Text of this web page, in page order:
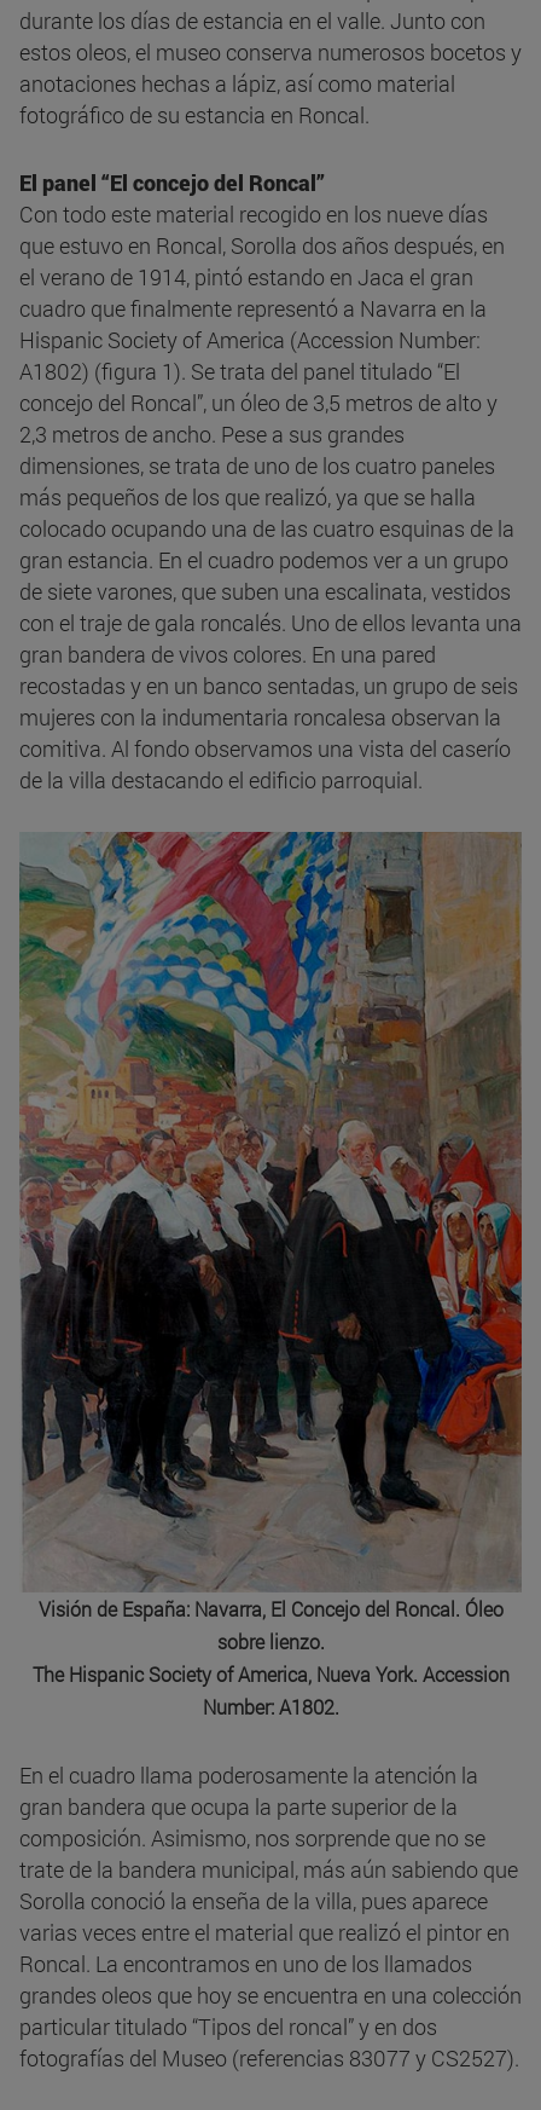
durante los días de estancia en el valle. Junto con
estos oleos, el museo conserva numerosos bocetos y
anotaciones hechas a lápiz, así como material
fotográfico de su estancia en Roncal.
El panel “El concejo del Roncal”
Con todo este material recogido en los nueve días
que estuvo en Roncal, Sorolla dos años después, en
el verano de 1914, pintó estando en Jaca el gran
cuadro que finalmente representó a Navarra en la
Hispanic Society of America (Accession Number:
A1802) (figura 1). Se trata del panel titulado “El
concejo del Roncal”, un óleo de 3,5 metros de alto y
2,3 metros de ancho. Pese a sus grandes
dimensiones, se trata de uno de los cuatro paneles
más pequeños de los que realizó, ya que se halla
colocado ocupando una de las cuatro esquinas de la
gran estancia. En el cuadro podemos ver a un grupo
de siete varones, que suben una escalinata, vestidos
con el traje de gala roncalés. Uno de ellos levanta una
gran bandera de vivos colores. En una pared
recostadas y en un banco sentadas, un grupo de seis
mujeres con la indumentaria roncalesa observan la
comitiva. Al fondo observamos una vista del caserío
de la villa destacando el edificio parroquial.
Visión de España: Navarra, El Concejo del Roncal. Óleo
sobre lienzo.
The Hispanic Society of America, Nueva York. Accession
Number: A1802.
En el cuadro llama poderosamente la atención la
gran bandera que ocupa la parte superior de la
composición. Asimismo, nos sorprende que no se
trate de la bandera municipal, más aún sabiendo que
Sorolla conoció la enseña de la villa, pues aparece
varias veces entre el material que realizó el pintor en
Roncal. La encontramos en uno de los llamados
grandes oleos que hoy se encuentra en una colección
particular titulado “Tipos del roncal” y en dos
fotografías del Museo (referencias 83077 y CS2527).